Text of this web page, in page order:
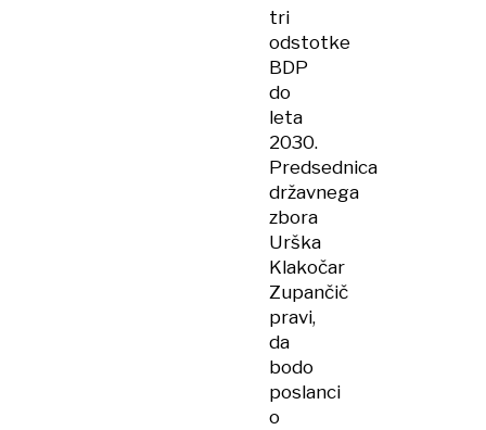
tri
odstotke
BDP
do
leta
2030.
Predsednica
državnega
zbora
Urška
Klakočar
Zupančič
pravi,
da
bodo
poslanci
o